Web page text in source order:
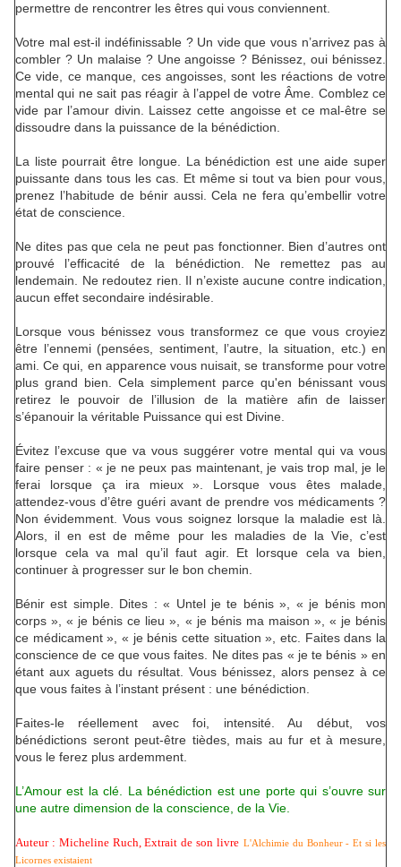
permettre de rencontrer les êtres qui vous conviennent.
Votre mal est-il indéfinissable ? Un vide que vous n’arrivez pas à
combler ? Un malaise ? Une angoisse ? Bénissez, oui bénissez.
Ce vide, ce manque, ces angoisses, sont les réactions de votre
mental qui ne sait pas réagir à l’appel de votre Âme. Comblez ce
vide par l’amour divin. Laissez cette angoisse et ce mal-être se
dissoudre dans la puissance de la bénédiction.
La liste pourrait être longue. La bénédiction est une aide super
puissante dans tous les cas. Et même si tout va bien pour vous,
prenez l’habitude de bénir aussi. Cela ne fera qu’embellir votre
état de conscience.
Ne dites pas que cela ne peut pas fonctionner. Bien d’autres ont
prouvé l’efficacité de la bénédiction. Ne remettez pas au
lendemain. Ne redoutez rien. Il n’existe aucune contre indication,
aucun effet secondaire indésirable.
Lorsque vous bénissez vous transformez ce que vous croyiez
être l’ennemi (pensées, sentiment, l’autre, la situation, etc.) en
ami. Ce qui, en apparence vous nuisait, se transforme pour votre
plus grand bien. Cela simplement parce qu'en bénissant vous
retirez le pouvoir de l’illusion de la matière afin de laisser
s’épanouir la véritable Puissance qui est Divine.
Évitez l’excuse que va vous suggérer votre mental qui va vous
faire penser : « je ne peux pas maintenant, je vais trop mal, je le
ferai lorsque ça ira mieux ». Lorsque vous êtes malade,
attendez-vous d’être guéri avant de prendre vos médicaments ?
Non évidemment. Vous vous soignez lorsque la maladie est là.
Alors, il en est de même pour les maladies de la Vie, c’est
lorsque cela va mal qu’il faut agir. Et lorsque cela va bien,
continuer à progresser sur le bon chemin.
Bénir est simple. Dites : « Untel je te bénis », « je bénis mon
corps », « je bénis ce lieu », « je bénis ma maison », « je bénis
ce médicament », « je bénis cette situation », etc. Faites dans la
conscience de ce que vous faites. Ne dites pas « je te bénis » en
étant aux aguets du résultat. Vous bénissez, alors pensez à ce
que vous faites à l’instant présent : une bénédiction.
Faites-le réellement avec foi, intensité. Au début, vos
bénédictions seront peut-être tièdes, mais au fur et à mesure,
vous le ferez plus ardemment.
L’Amour est la clé. La bénédiction est une porte qui s’ouvre sur
une autre dimension de la conscience, de la Vie.
Auteur : Micheline Ruch, Extrait de son livre L'Alchimie du Bonheur - Et si les
Licornes existaient